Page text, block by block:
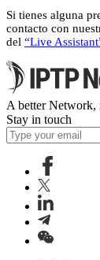
Si tienes alguna
contacto con
del “Live
A better Network,
Stay in touch